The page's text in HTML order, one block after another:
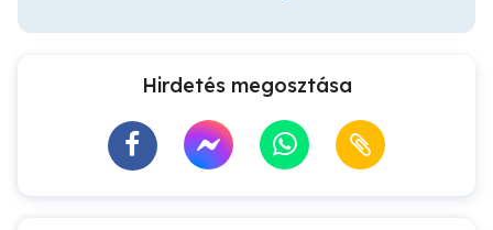
Hirdetés megosztása